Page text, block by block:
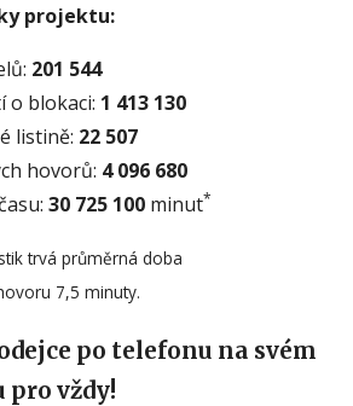
projektu:
201 544
o blokaci: 1 413 130
listině: 22 507
hovorů: 4 096 680
30 725 100 minut*
trvá průměrná doba
7,5 minuty.
po telefonu na svém
pro vždy!